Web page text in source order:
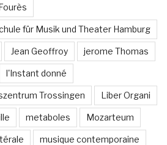
für Musik und Theater Hamburg
Jean Geoffroy jerome Thomas
l'Instant donné
Trossingen Liber Organi
metaboles Mozarteum
musique contemporaine